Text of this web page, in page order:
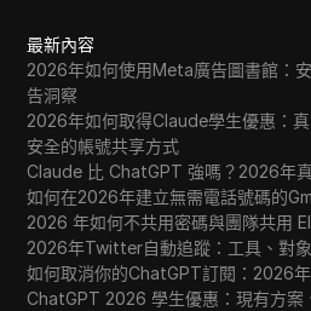
最新內容
2026年如何使用Meta廣告圖書館：
告洞察
2026年如何取得Claude學生優惠：
安全的帳號共享方式
Claude 比 ChatGPT 強嗎？2026年
如何在2026年建立無需電話號碼的
2026 年如何不共用密碼與團隊共用
2026年Twitter自動追蹤：工具、對
如何取消你的ChatGPT訂閱：2026
ChatGPT 2026 學生優惠：現有方案